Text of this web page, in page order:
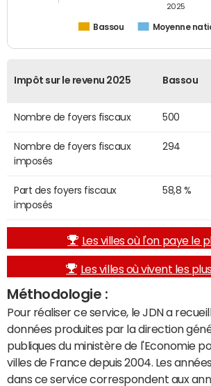
Bassou Moyenne
2025
Impôt sur le revenu 2025 Bassou
Nombre de foyers fiscaux 500
Nombre de foyers fiscaux
imposés
294
Part des foyers fiscaux
imposés
58,8 %
Les villes où l'on paye le
Les villes où vivent les
Méthodologie :
Pour réaliser ce service, le JDN a
données produites par la direction
publiques du ministère de l'Economie
villes de France depuis 2004. Les
dans ce service correspondent aux